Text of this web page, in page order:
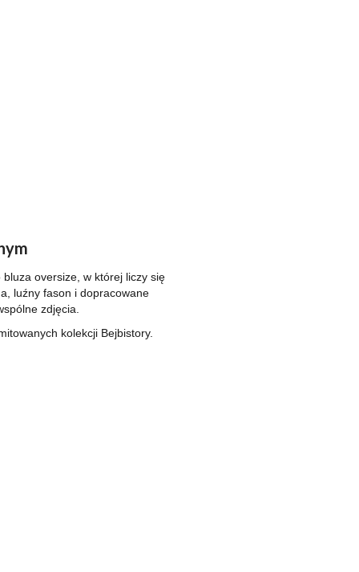
oversize, w której liczy się
luźny fason i dopracowane
zdjęcia.
kolekcji Bejbistory.